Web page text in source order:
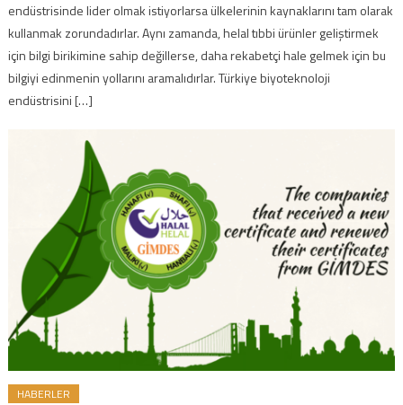
endüstrisinde lider olmak istiyorlarsa ülkelerinin kaynaklarını tam olarak
kullanmak zorundadırlar. Aynı zamanda, helal tıbbi ürünler geliştirmek
için bilgi birikimine sahip değillerse, daha rekabetçi hale gelmek için bu
bilgiyi edinmenin yollarını aramalıdırlar. Türkiye biyoteknoloji
endüstrisini […]
HABERLER